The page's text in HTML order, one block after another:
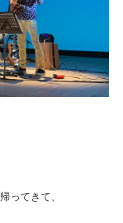
ってきて、